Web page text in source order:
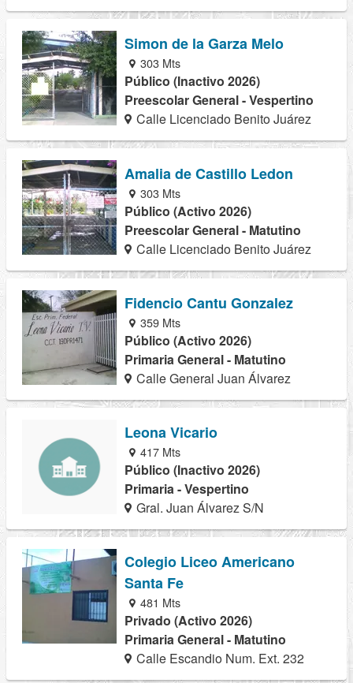
Simon de la Garza Melo
303 Mts
Público (Inactivo 2026)
Preescolar General - Vespertino
Calle Licenciado Benito Juárez
Amalia de Castillo Ledon
303 Mts
Público (Activo 2026)
Preescolar General - Matutino
Calle Licenciado Benito Juárez
Fidencio Cantu Gonzalez
359 Mts
Público (Activo 2026)
Primaria General - Matutino
Calle General Juan Álvarez
Leona Vicario
417 Mts
Público (Inactivo 2026)
Primaria - Vespertino
Gral. Juan Álvarez S/N
Colegio Liceo Americano
Santa Fe
481 Mts
Privado (Activo 2026)
Primaria General - Matutino
Calle Escandio Num. Ext. 232